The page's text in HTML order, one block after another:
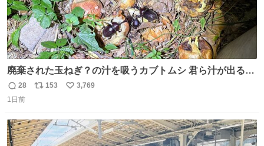
廃棄された玉ねぎ？の汁を吸うカブトムシ 君ら汁が出る植
物ならなんでもいいのかよ… まあ害虫だよねこりゃ 他には
カナブンや黒ゴキが来ていた
返
信
28
リ
ト
数
153
い
数
3,769
1日前